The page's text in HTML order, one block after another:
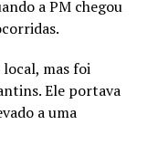
a PM chegou
mas foi
Ele portava
a uma